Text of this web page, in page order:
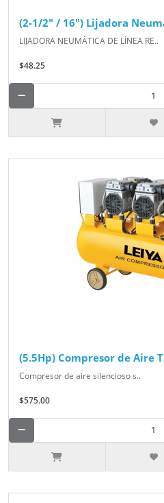
(2-1/2" / 16") Lijadora
LIJADORA NEUMÁTICA DE LÍNEA RE..
$48.25
(5.5Hp) Compresor de Aire
Compresor de aire silencioso s..
$575.00